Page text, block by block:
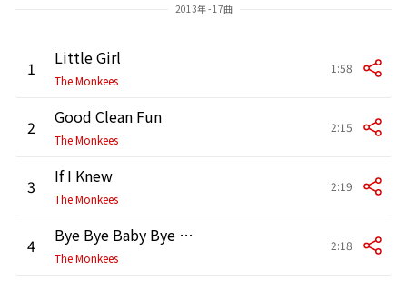
2013年 - 17曲
1 Little Girl
The Monkees
1:58
2 Good Clean Fun
The Monkees
2:15
3 If I Knew
The Monkees
2:19
4 Bye Bye Baby Bye Bye
The Monkees
2:18